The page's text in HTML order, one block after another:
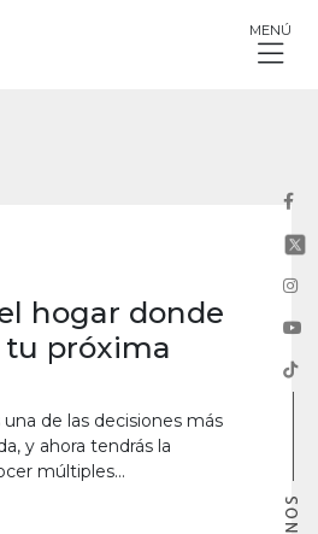
MENÚ
hogar donde
próxima
de las decisiones más
y ahora tendrás la
múltiples...